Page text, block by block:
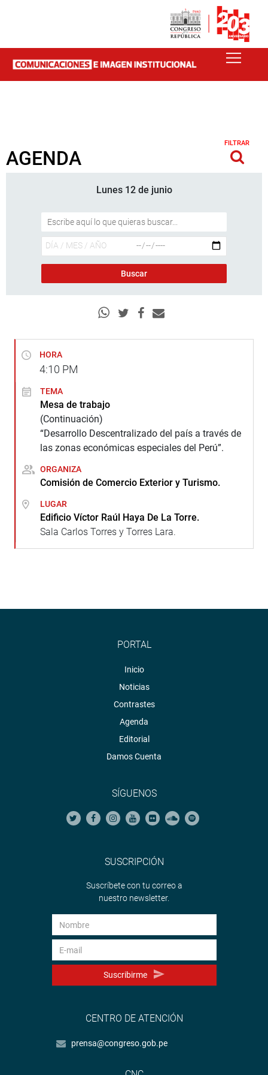
AGENDA
FILTRAR
Lunes 12 de junio
HORA
4:10 PM
TEMA
Mesa de trabajo
(Continuación)
“Desarrollo Descentralizado del país a través de
las zonas económicas especiales del Perú”.
ORGANIZA
Comisión de Comercio Exterior y Turismo.
LUGAR
Edificio Víctor Raúl Haya De La Torre.
Sala Carlos Torres y Torres Lara.
PORTAL
Inicio
Noticias
Contrastes
Agenda
Editorial
Damos Cuenta
SÍGUENOS
SUSCRIPCIÓN
Suscríbete con tu correo a
nuestro newsletter.
Suscribirme
CENTRO DE ATENCIÓN
prensa@congreso.gob.pe